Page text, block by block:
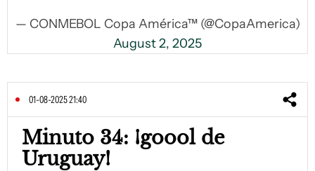
— CONMEBOL Copa América™ (@CopaAmerica)
August 2, 2025
01-08-2025 21:40
Minuto 34: ¡goool de
Uruguay!